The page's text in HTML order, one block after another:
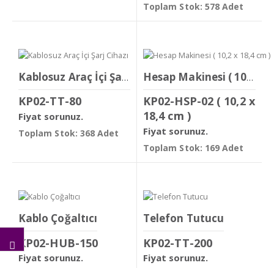
Toplam Stok: 578 Adet
Kablosuz Araç İçi Şarj Cihazı
KP02-TT-80
Fiyat sorunuz.
Toplam Stok: 368 Adet
Hesap Makinesi ( 10,2 x 18,4 cm )
KP02-HSP-02 ( 10,2 x
18,4 cm )
Fiyat sorunuz.
Toplam Stok: 169 Adet
Kablo Çoğaltıcı
KP02-HUB-150
Fiyat sorunuz.
Telefon Tutucu
KP02-TT-200
Fiyat sorunuz.